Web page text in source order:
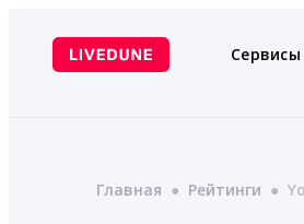
содержимому
Сервисы
Главная ● Рейтинги ●